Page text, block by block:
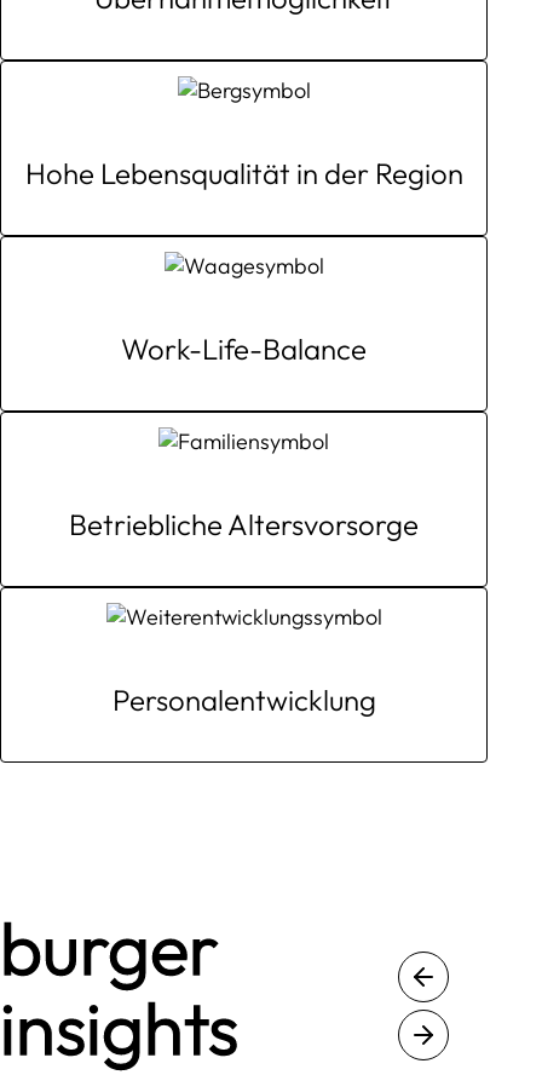
Hohe Lebensqualität in der Region
Work-Life-Balance
Betriebliche Altersvorsorge
Personalentwicklung
burger
insights